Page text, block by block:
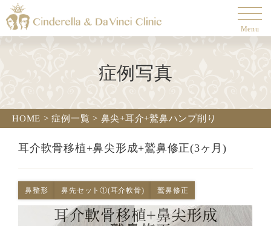
Menu
症例写真
HOME >症例一覧 > 鼻尖+耳介+鷲鼻ハンプ削り
耳介軟骨移植+鼻尖形成+鷲鼻修正(3ヶ月)
鼻整形 鼻先セット①(耳介軟骨) 鷲鼻修正